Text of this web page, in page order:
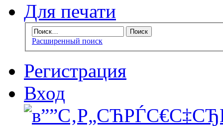
Для печати
Расширенный поиск
Регистрация
Вход